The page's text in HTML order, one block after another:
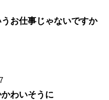
お仕事じゃないですか
わいそうに